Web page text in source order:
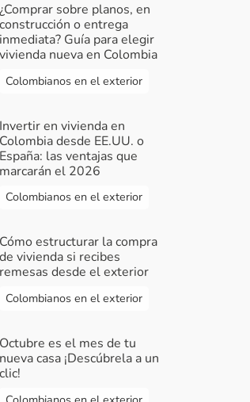
¿Comprar sobre planos, en
construcción o entrega
inmediata? Guía para elegir
vivienda nueva en Colombia
Colombianos en el exterior
Invertir en vivienda en
Colombia desde EE.UU. o
España: las ventajas que
marcarán el 2026
Colombianos en el exterior
Cómo estructurar la compra
de vivienda si recibes
remesas desde el exterior
Colombianos en el exterior
Octubre es el mes de tu
nueva casa ¡Descúbrela a un
clic!